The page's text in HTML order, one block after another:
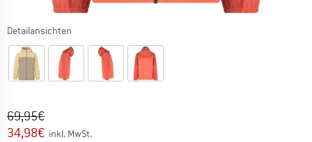
Detailansichten
Ursprünglicher Preis :
69,95€
Preis:
34,98€ inkl. MwSt.